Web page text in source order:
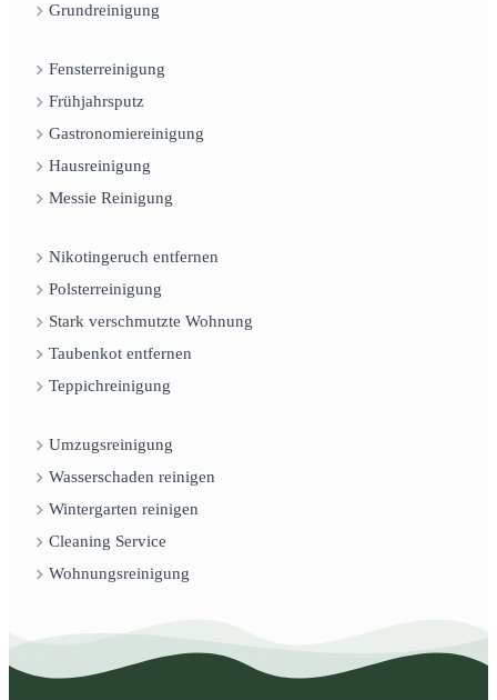
Grundreinigung
Fensterreinigung
Frühjahrsputz
Gastronomiereinigung
Hausreinigung
Messie Reinigung
Nikotingeruch entfernen
Polsterreinigung
Stark verschmutzte Wohnung
Taubenkot entfernen
Teppichreinigung
Umzugsreinigung
Wasserschaden reinigen
Wintergarten reinigen
Cleaning Service
Wohnungsreinigung